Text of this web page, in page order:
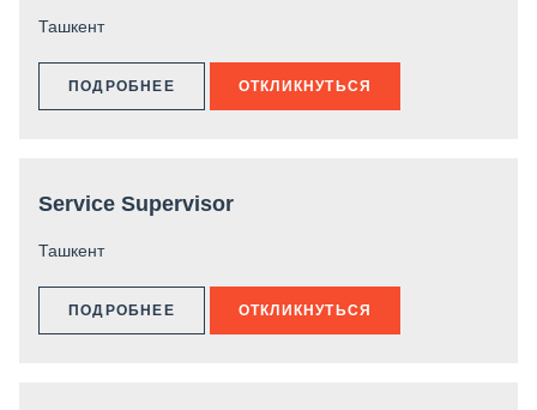
Ташкент
ПОДРОБНЕЕ ОТКЛИКНУТЬСЯ
Service Supervisor
Ташкент
ПОДРОБНЕЕ ОТКЛИКНУТЬСЯ